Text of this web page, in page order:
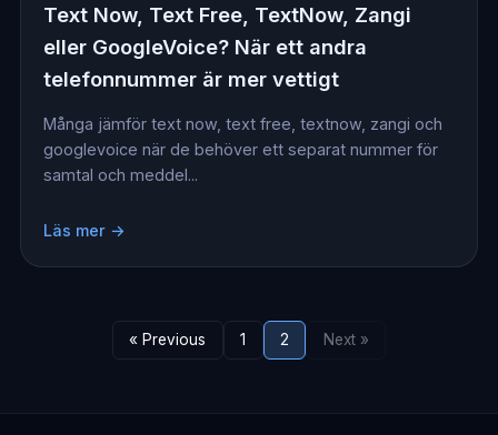
Text Now, Text Free, TextNow, Zangi
eller GoogleVoice? När ett andra
telefonnummer är mer vettigt
Många jämför text now, text free, textnow, zangi och
googlevoice när de behöver ett separat nummer för
samtal och meddel...
Läs mer →
« Previous 1 2 Next »